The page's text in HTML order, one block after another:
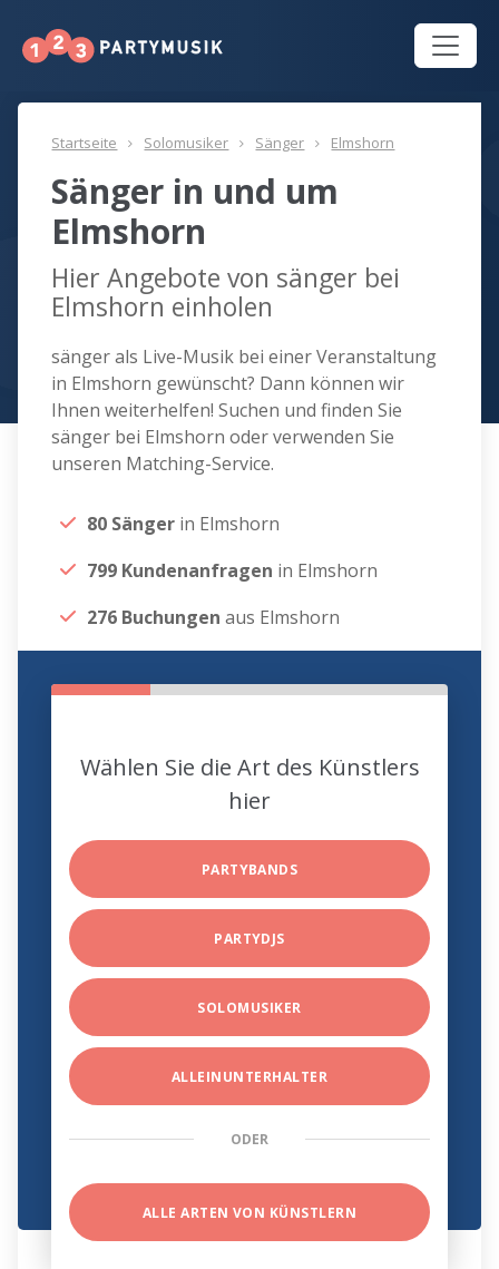
Startseite Solomusiker Sänger Elmshorn
Sänger in und um
Elmshorn
Hier Angebote von sänger bei
Elmshorn einholen
sänger als Live-Musik bei einer Veranstaltung
in Elmshorn gewünscht? Dann können wir
Ihnen weiterhelfen! Suchen und finden Sie
sänger bei Elmshorn oder verwenden Sie
unseren Matching-Service.
80 Sänger in Elmshorn
799 Kundenanfragen in Elmshorn
276 Buchungen aus Elmshorn
Wählen Sie die Art des Künstlers
hier
PARTYBANDS
PARTYDJS
SOLOMUSIKER
ALLEINUNTERHALTER
ODER
ALLE ARTEN VON KÜNSTLERN